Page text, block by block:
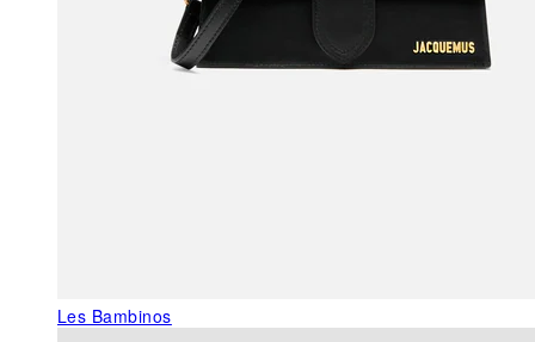
Les Bambinos